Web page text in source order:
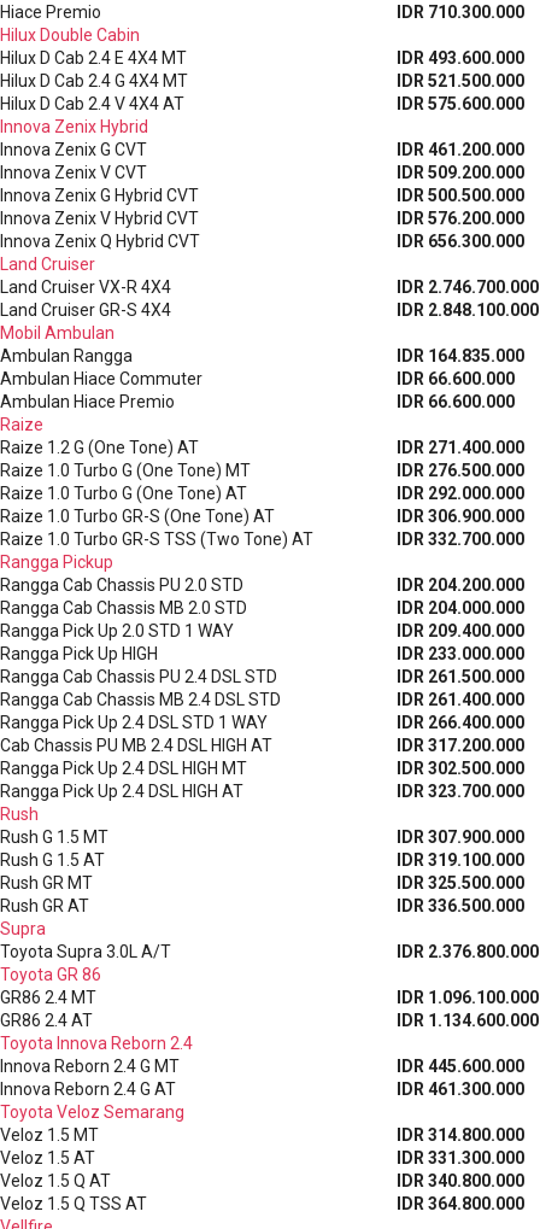
Hiace Premio
IDR 710.300.000
Hilux Double Cabin
Hilux D Cab 2.4 E 4X4 MT
IDR 493.600.000
Hilux D Cab 2.4 G 4X4 MT
IDR 521.500.000
Hilux D Cab 2.4 V 4X4 AT
IDR 575.600.000
Innova Zenix Hybrid
Innova Zenix G CVT
IDR 461.200.000
Innova Zenix V CVT
IDR 509.200.000
Innova Zenix G Hybrid CVT
IDR 500.500.000
Innova Zenix V Hybrid CVT
IDR 576.200.000
Innova Zenix Q Hybrid CVT
IDR 656.300.000
Land Cruiser
Land Cruiser VX-R 4X4
IDR 2.746.700.000
Land Cruiser GR-S 4X4
IDR 2.848.100.000
Mobil Ambulan
Ambulan Rangga
IDR 164.835.000
Ambulan Hiace Commuter
IDR 66.600.000
Ambulan Hiace Premio
IDR 66.600.000
Raize
Raize 1.2 G (One Tone) AT
IDR 271.400.000
Raize 1.0 Turbo G (One Tone) MT
IDR 276.500.000
Raize 1.0 Turbo G (One Tone) AT
IDR 292.000.000
Raize 1.0 Turbo GR-S (One Tone) AT
IDR 306.900.000
Raize 1.0 Turbo GR-S TSS (Two Tone) AT
IDR 332.700.000
Rangga Pickup
Rangga Cab Chassis PU 2.0 STD
IDR 204.200.000
Rangga Cab Chassis MB 2.0 STD
IDR 204.000.000
Rangga Pick Up 2.0 STD 1 WAY
IDR 209.400.000
Rangga Pick Up HIGH
IDR 233.000.000
Rangga Cab Chassis PU 2.4 DSL STD
IDR 261.500.000
Rangga Cab Chassis MB 2.4 DSL STD
IDR 261.400.000
Rangga Pick Up 2.4 DSL STD 1 WAY
IDR 266.400.000
Cab Chassis PU MB 2.4 DSL HIGH AT
IDR 317.200.000
Rangga Pick Up 2.4 DSL HIGH MT
IDR 302.500.000
Rangga Pick Up 2.4 DSL HIGH AT
IDR 323.700.000
Rush
Rush G 1.5 MT
IDR 307.900.000
Rush G 1.5 AT
IDR 319.100.000
Rush GR MT
IDR 325.500.000
Rush GR AT
IDR 336.500.000
Supra
Toyota Supra 3.0L A/T
IDR 2.376.800.000
Toyota GR 86
GR86 2.4 MT
IDR 1.096.100.000
GR86 2.4 AT
IDR 1.134.600.000
Toyota Innova Reborn 2.4
Innova Reborn 2.4 G MT
IDR 445.600.000
Innova Reborn 2.4 G AT
IDR 461.300.000
Toyota Veloz Semarang
Veloz 1.5 MT
IDR 314.800.000
Veloz 1.5 AT
IDR 331.300.000
Veloz 1.5 Q AT
IDR 340.800.000
Veloz 1.5 Q TSS AT
IDR 364.800.000